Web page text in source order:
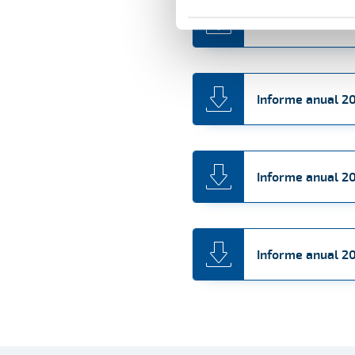
Informe anual
Informe anual
Informe anual